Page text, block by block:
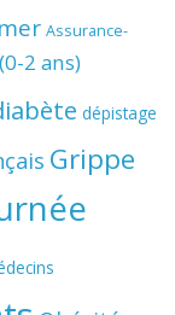
Assurance-
2 ans)
dépistage
Grippe